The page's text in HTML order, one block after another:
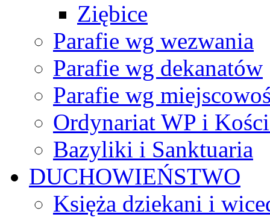
Ziębice
Parafie wg wezwania
Parafie wg dekanatów
Parafie wg
Ordynariat WP i
Bazyliki i Sanktuaria
DUCHOWIEŃSTWO
Księża dziekani i